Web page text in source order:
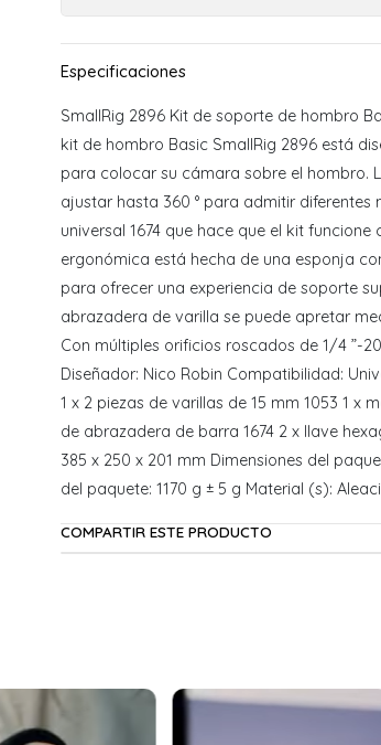
SmallRig 2896 Kit de soporte de hombro
kit de hombro Basic SmallRig 2896 está
para colocar su cámara sobre el hombro.
ajustar hasta 360 ° para admitir
universal 1674 que hace que el kit
ergonómica está hecha de una esponja
para ofrecer una experiencia de soporte
abrazadera de varilla se puede apretar
Con múltiples orificios roscados de 1/4 ”-
Diseñador: Nico Robin Compatibilidad:
1 x 2 piezas de varillas de 15 mm 1053 1
de abrazadera de barra 1674 2 x llave
385 x 250 x 201 mm Dimensiones del
del paquete: 1170 g ± 5 g Material (s):
COMPARTIR ESTE PRODUCTO